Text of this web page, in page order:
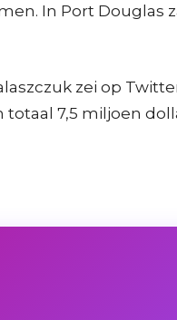
In Port Douglas
zei op
7,5 miljoen